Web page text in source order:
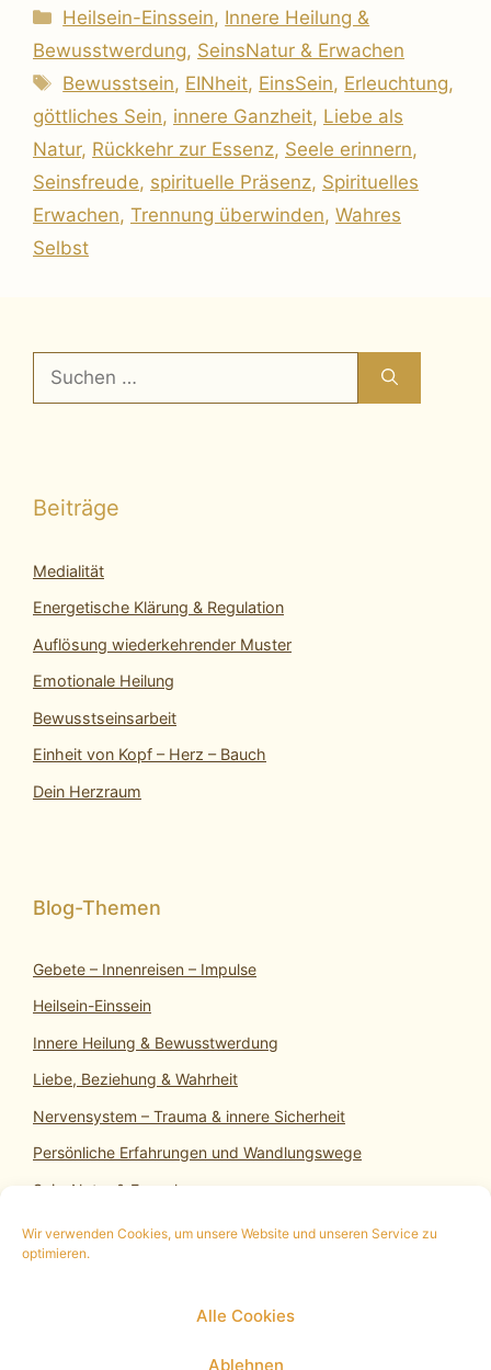
Wir verwenden Cookies, um unsere Website und unseren Service zu
optimieren.
Alle Cookies
Ablehnen
Kategorien
Heilsein-Einssein, Innere Heilung &
Bewusstwerdung, SeinsNatur & Erwachen
Schlagwörter
Bewusstsein, EINheit, EinsSein, Erleuchtung,
göttliches Sein, innere Ganzheit, Liebe als
Natur, Rückkehr zur Essenz, Seele erinnern,
Seinsfreude, spirituelle Präsenz, Spirituelles
Erwachen, Trennung überwinden, Wahres
Selbst
nach:
Beiträge
Medialität
Energetische Klärung & Regulation
Auflösung wiederkehrender Muster
Emotionale Heilung
Bewusstseinsarbeit
Einheit von Kopf – Herz – Bauch
Dein Herzraum
Gebete – Innenreisen – Impulse
Heilsein-Einssein
Innere Heilung & Bewusstwerdung
Liebe, Beziehung & Wahrheit
Nervensystem – Trauma & innere Sicherheit
Persönliche Erfahrungen und Wandlungswege
SeinsNatur & Erwachen
Impressum|Datenschutz